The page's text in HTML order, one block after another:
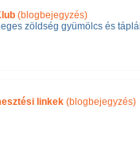
(blogbejegyzés)
zöldség gyümölcs és
linkek (blogbejegyzés)